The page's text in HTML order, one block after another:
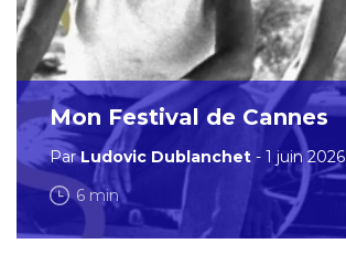
Mon Festival de Cannes
ParLudovic Dublanchet - 1 juin 2026
6 min